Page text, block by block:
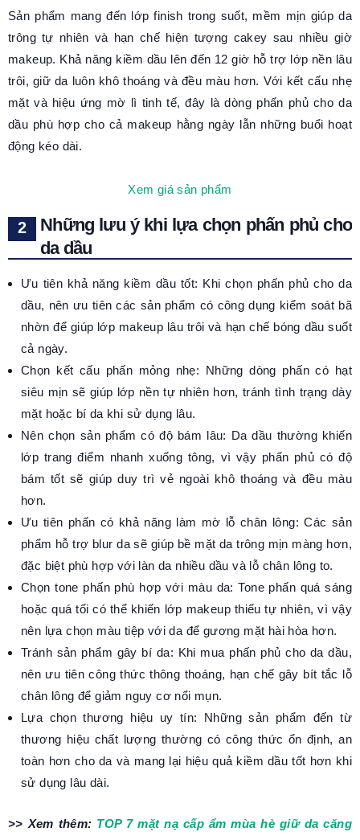
Sản phẩm mang đến lớp finish trong suốt, mềm mịn giúp da
trông tự nhiên và hạn chế hiện tượng cakey sau nhiều giờ
makeup. Khả năng kiềm dầu lên đến 12 giờ hỗ trợ lớp nền lâu
trôi, giữ da luôn khô thoáng và đều màu hơn. Với kết cấu nhẹ
mặt và hiệu ứng mờ lì tinh tế, đây là dòng phấn phủ cho da
dầu phù hợp cho cả makeup hằng ngày lẫn những buổi hoạt
động kéo dài.
Xem giá sản phẩm
Những lưu ý khi lựa chọn phấn phủ cho
da dầu
Ưu tiên khả năng kiềm dầu tốt: Khi chọn phấn phủ cho da
dầu, nên ưu tiên các sản phẩm có công dụng kiểm soát bã
nhờn để giúp lớp makeup lâu trôi và hạn chế bóng dầu suốt
cả ngày.
Chọn kết cấu phấn mỏng nhẹ: Những dòng phấn có hạt
siêu mịn sẽ giúp lớp nền tự nhiên hơn, tránh tình trạng dày
mặt hoặc bí da khi sử dụng lâu.
Nên chọn sản phẩm có độ bám lâu: Da dầu thường khiến
lớp trang điểm nhanh xuống tông, vì vậy phấn phủ có độ
bám tốt sẽ giúp duy trì vẻ ngoài khô thoáng và đều màu
hơn.
Ưu tiên phấn có khả năng làm mờ lỗ chân lông: Các sản
phẩm hỗ trợ blur da sẽ giúp bề mặt da trông mịn màng hơn,
đặc biệt phù hợp với làn da nhiều dầu và lỗ chân lông to.
Chọn tone phấn phù hợp với màu da: Tone phấn quá sáng
hoặc quá tối có thể khiến lớp makeup thiếu tự nhiên, vì vậy
nên lựa chọn màu tiệp với da để gương mặt hài hòa hơn.
Tránh sản phẩm gây bí da: Khi mua phấn phủ cho da dầu,
nên ưu tiên công thức thông thoáng, hạn chế gây bít tắc lỗ
chân lông để giảm nguy cơ nổi mụn.
Lựa chọn thương hiệu uy tín: Những sản phẩm đến từ
thương hiệu chất lượng thường có công thức ổn định, an
toàn hơn cho da và mang lại hiệu quả kiềm dầu tốt hơn khi
sử dụng lâu dài.
>> Xem thêm: TOP 7 mặt nạ cấp ẩm mùa hè giữ da căng